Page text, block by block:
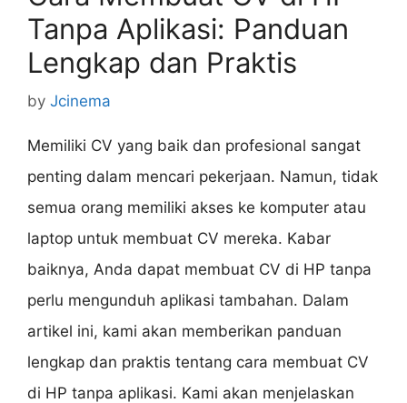
Tanpa Aplikasi: Panduan
Lengkap dan Praktis
by Jcinema
Memiliki CV yang baik dan profesional sangat
penting dalam mencari pekerjaan. Namun, tidak
semua orang memiliki akses ke komputer atau
laptop untuk membuat CV mereka. Kabar
baiknya, Anda dapat membuat CV di HP tanpa
perlu mengunduh aplikasi tambahan. Dalam
artikel ini, kami akan memberikan panduan
lengkap dan praktis tentang cara membuat CV
di HP tanpa aplikasi. Kami akan menjelaskan